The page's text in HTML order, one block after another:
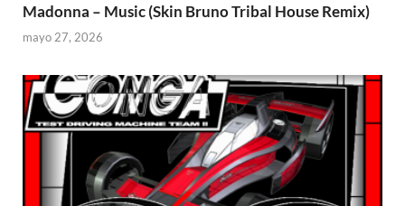
Madonna – Music (Skin Bruno Tribal House Remix)
mayo 27, 2026